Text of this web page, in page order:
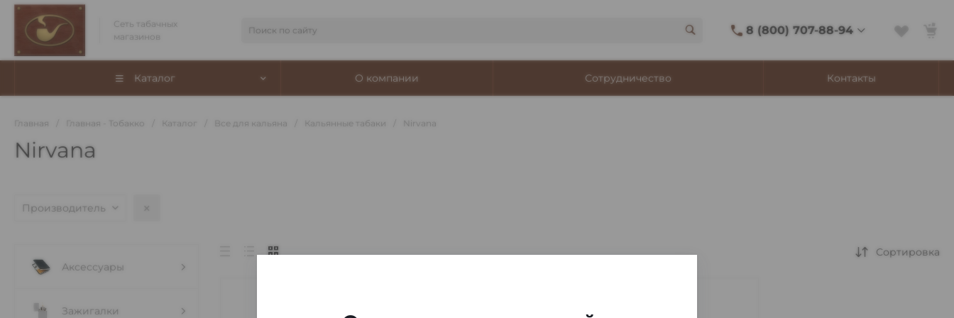
Сеть табачных
магазинов
8 (800) 707-88-94
8 (800) 707-88-94
Адмирала Фокина, 8
Каталог О компании Сотрудничество Контакты
Главная Главная - Тобакко Каталог Все для кальяна Кальянные табаки Nirvana
Nirvana
Производитель
Аксессуары
Зажигалки
Сортировка